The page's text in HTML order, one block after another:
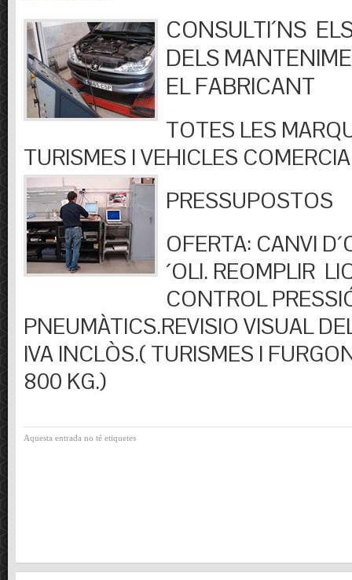
CONSULTI´NS
DELS
EL FABRICANT
TOTES LES
TURISMES I VEHICLES
PRESSUPOSTOS
OFERTA: CANVI
´OLI. REOMPLIR
CONTROL
PNEUMÀTICS.REVISIO VISUAL
IVA INCLÒS.( TURISMES I
800 KG.)
Aquesta entrada no té etiquetes